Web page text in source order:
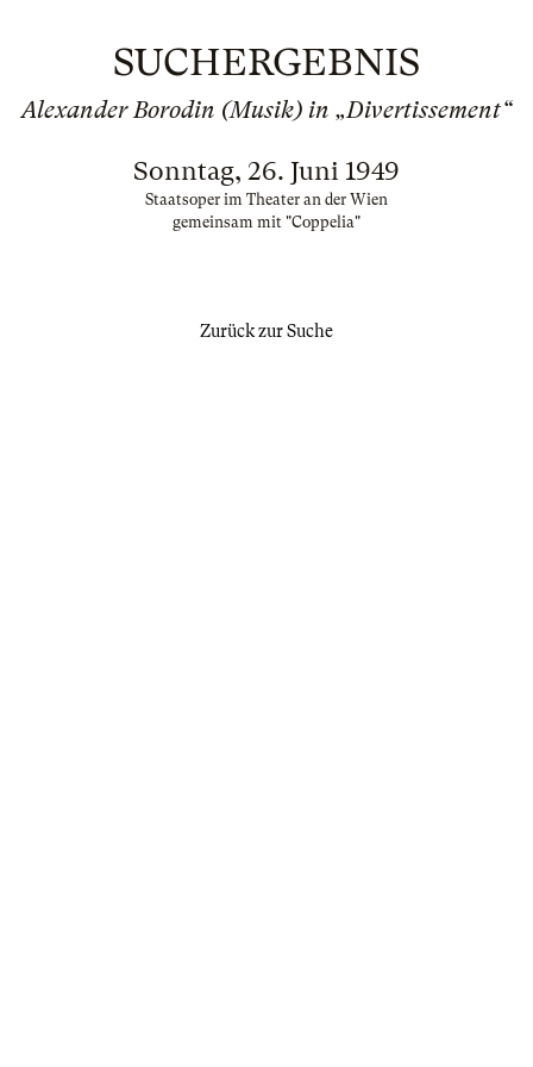
SUCHERGEBNIS
Alexander Borodin (Musik) in „Divertissement“
Sonntag, 26. Juni 1949
Staatsoper im Theater an der Wien
gemeinsam mit "Coppelia"
Zurück zur Suche